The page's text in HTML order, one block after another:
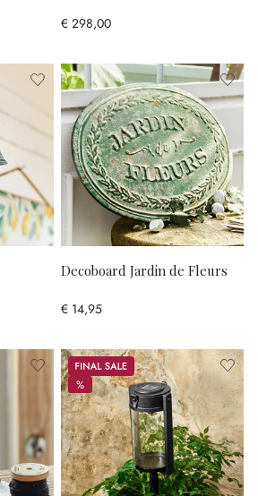
€ 298,00
Decoboard Jardin de Fleurs
€ 14,95
Sale
%
%